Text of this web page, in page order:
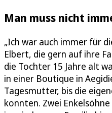
Man muss nicht
„Ich war auch immer für
Elbert, die gern auf ihre
die Tochter 15 Jahre alt
in einer Boutique in
Tagesmutter, bis die
konnten. Zwei